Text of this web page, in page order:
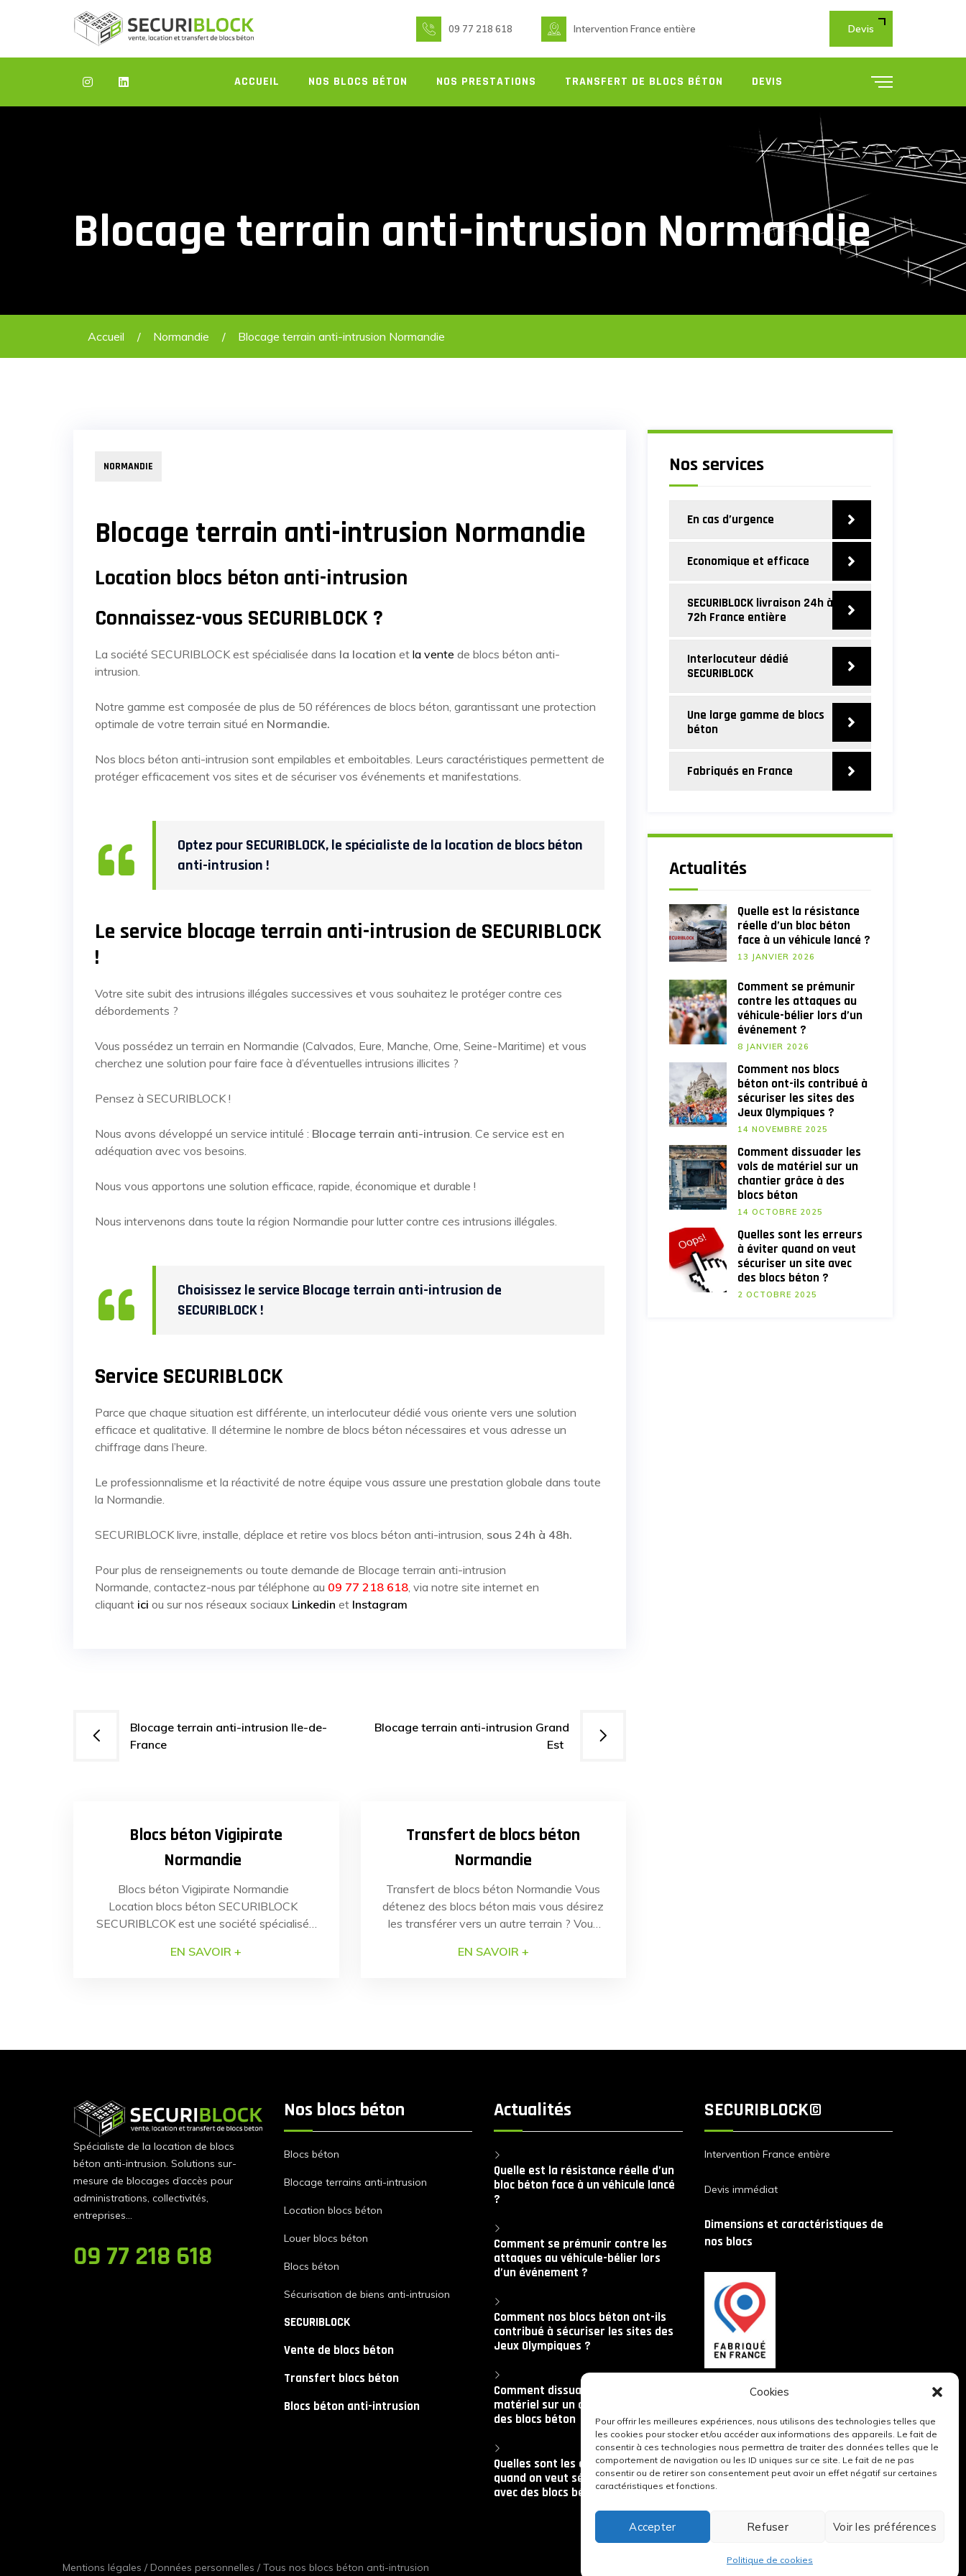
Cookies
Pour offrir les meilleures expériences, nous utilisons des technologies telles que
les cookies pour stocker et/ou accéder aux informations des appareils. Le fait de
consentir à ces technologies nous permettra de traiter des données telles que le
comportement de navigation ou les ID uniques sur ce site. Le fait de ne pas
consentir ou de retirer son consentement peut avoir un effet négatif sur certaines
caractéristiques et fonctions.
Accepter Refuser Voir les préférences
Politique de cookies
09 77 218 618 Intervention France entière Devis
ACCUEIL NOS BLOCS BÉTON NOS PRESTATIONS TRANSFERT DE BLOCS BÉTON DEVIS
Blocage terrain anti-intrusion Normandie
Accueil Normandie Blocage terrain anti-intrusion Normandie
NORMANDIE
Blocage terrain anti-intrusion Normandie
Location blocs béton anti-intrusion
Connaissez-vous SECURIBLOCK ?
La société SECURIBLOCK est spécialisée dans la location et la vente de blocs béton anti-
intrusion.
Notre gamme est composée de plus de 50 références de blocs béton, garantissant une protection
optimale de votre terrain situé en Normandie.
Nos blocs béton anti-intrusion sont empilables et emboitables. Leurs caractéristiques permettent de
protéger efficacement vos sites et de sécuriser vos événements et manifestations.
Optez pour SECURIBLOCK, le spécialiste de la location de blocs béton
anti-intrusion !
Le service blocage terrain anti-intrusion de SECURIBLOCK
!
Votre site subit des intrusions illégales successives et vous souhaitez le protéger contre ces
débordements ?
Vous possédez un terrain en Normandie (Calvados, Eure, Manche, Orne, Seine-Maritime) et vous
cherchez une solution pour faire face à d’éventuelles intrusions illicites ?
Pensez à SECURIBLOCK !
Nous avons développé un service intitulé : Blocage terrain anti-intrusion. Ce service est en
adéquation avec vos besoins.
Nous vous apportons une solution efficace, rapide, économique et durable !
Nous intervenons dans toute la région Normandie pour lutter contre ces intrusions illégales.
Choisissez le service Blocage terrain anti-intrusion de
SECURIBLOCK !
Service SECURIBLOCK
Parce que chaque situation est différente, un interlocuteur dédié vous oriente vers une solution
efficace et qualitative. Il détermine le nombre de blocs béton nécessaires et vous adresse un
chiffrage dans l’heure.
Le professionnalisme et la réactivité de notre équipe vous assure une prestation globale dans toute
la Normandie.
SECURIBLOCK livre, installe, déplace et retire vos blocs béton anti-intrusion, sous 24h à 48h.
Pour plus de renseignements ou toute demande de Blocage terrain anti-intrusion
Normande, contactez-nous par téléphone au 09 77 218 618, via notre site internet en
cliquant ici ou sur nos réseaux sociaux Linkedin et Instagram
Navigation
Blocage terrain anti-intrusion Ile-de-
France
Blocage terrain anti-intrusion Grand
Est
Blocs béton Vigipirate
Normandie
Blocs béton Vigipirate Normandie
Location blocs béton SECURIBLOCK
SECURIBLCOK est une société spécialisée
protection d’événements et de
EN SAVOIR +
Transfert de blocs béton
Normandie
Transfert de blocs béton Normandie Vous
détenez des blocs béton mais vous désirez
les transférer vers un autre terrain ? Vous
efficace pour votre transfert de blocs
EN SAVOIR +
Nos services
En cas d’urgence
Economique et efficace
SECURIBLOCK livraison 24h à
72h France entière
Interlocuteur dédié
SECURIBLOCK
Une large gamme de blocs
béton
Fabriqués en France
Actualités
Quelle est la résistance
réelle d’un bloc béton
face à un véhicule lancé ?
13 JANVIER 2026
Comment se prémunir
contre les attaques au
véhicule-bélier lors d’un
événement ?
8 JANVIER 2026
Comment nos blocs
béton ont-ils contribué à
sécuriser les sites des
Jeux Olympiques ?
14 NOVEMBRE 2025
Comment dissuader les
vols de matériel sur un
chantier grâce à des
blocs béton
14 OCTOBRE 2025
Quelles sont les erreurs
à éviter quand on veut
sécuriser un site avec
des blocs béton ?
2 OCTOBRE 2025
Spécialiste de la location de blocs
béton anti-intrusion. Solutions sur-
mesure de blocages d’accès pour
administrations, collectivités,
entreprises…
09 77 218 618
Nos blocs béton
Blocs béton
Blocage terrains anti-intrusion
Location blocs béton
Louer blocs béton
Blocs béton
Sécurisation de biens anti-intrusion
SECURIBLOCK
Vente de blocs béton
Transfert blocs béton
Blocs béton anti-intrusion
Actualités
Quelle est la résistance réelle d’un
bloc béton face à un véhicule lancé
?
Comment se prémunir contre les
attaques au véhicule-bélier lors
d’un événement ?
Comment nos blocs béton ont-ils
contribué à sécuriser les sites des
Jeux Olympiques ?
Comment dissuader les vols de
matériel sur un chantier grâce à
des blocs béton
Quelles sont les erreurs à éviter
quand on veut sécuriser un site
avec des blocs béton ?
SECURIBLOCK©
Intervention France entière
Devis immédiat
Dimensions et caractéristiques de
nos blocs
Mentions légales / Données personnelles /Tous nos blocs béton anti-intrusion SECURIBLOCK © 2023